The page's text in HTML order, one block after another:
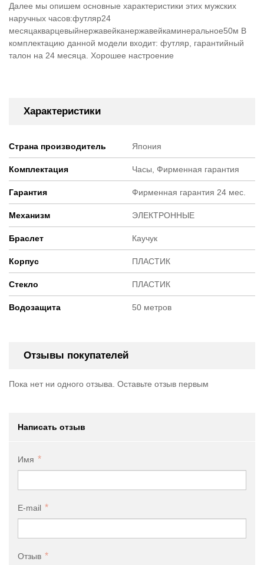
Далее мы опишем основные характеристики этих мужских
наручных часов:футляр24
месяцакварцевыйнержавейканержавейкаминеральное50м В
комплектацию данной модели входит: футляр, гарантийный
талон на 24 месяца. Хорошее настроение
Характеристики
Страна производитель Япония
Комплектация Часы, Фирменная гарантия
Гарантия Фирменная гарантия 24 мес.
Механизм ЭЛЕКТРОННЫЕ
Браслет Каучук
Корпус ПЛАСТИК
Стекло ПЛАСТИК
Водозащита 50 метров
Отзывы покупателей
Пока нет ни одного отзыва. Оставьте отзыв первым
Написать отзыв
Имя
E-mail
Отзыв